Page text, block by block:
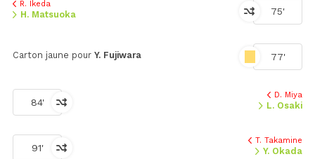
75'
R. Ikeda
H. Matsuoka
77'
Carton jaune pour Y. Fujiwara
84'
D. Miya
L. Osaki
91'
T. Takamine
Y. Okada